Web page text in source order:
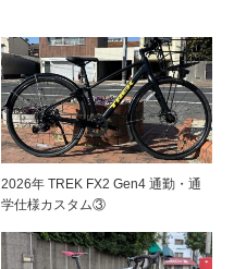
2026年 TREK FX2 Gen4 通勤・通
学仕様カスタム③